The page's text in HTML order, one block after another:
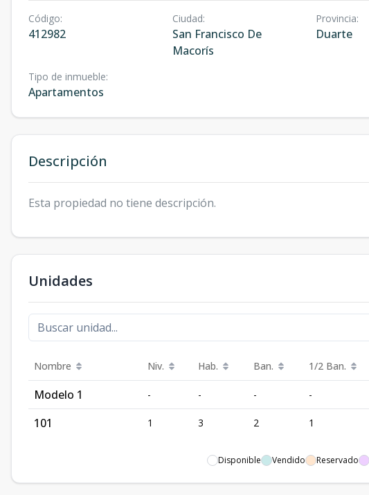
Código:
412982
Ciudad:
San Francisco De
Macorís
Provincia:
Duarte
Tipo de inmueble:
Apartamentos
Descripción
Esta propiedad no tiene descripción.
Unidades
Nombre Niv. Hab. Ban. 1/2 Ban.
Modelo 1 - - - -
101 1 3 2 1
Disponible Vendido Reservado